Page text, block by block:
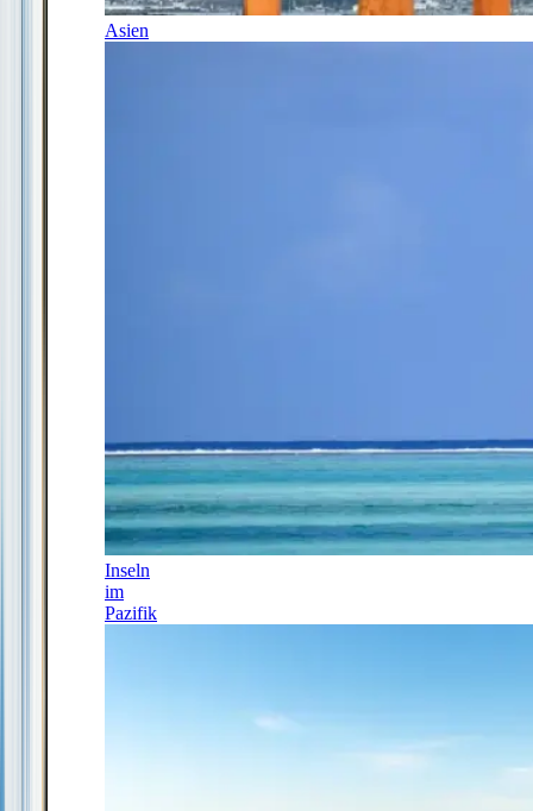
Asien
Inseln
im
Pazifik